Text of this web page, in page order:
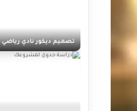
تصميم ديكور نادي رياضي GYM